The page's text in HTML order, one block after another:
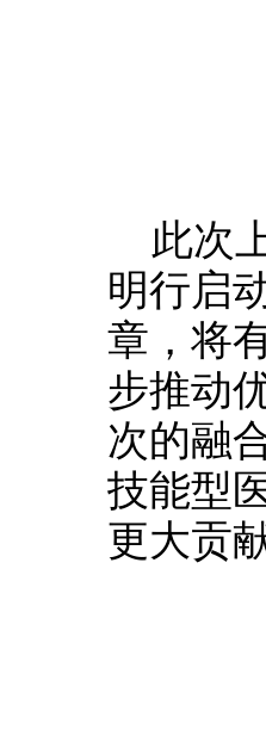
此次
明行启
章，将
步推动
次的融
技能型
更大贡